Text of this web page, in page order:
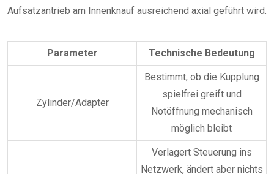
Aufsatzantrieb am Innenknauf ausreichend axial geführt wird.
Parameter Technische Bedeutung
Zylinder/Adapter
Bestimmt, ob die Kupplung
spielfrei greift und
Notöffnung mechanisch
möglich bleibt
Verlagert Steuerung ins
Netzwerk, ändert aber nichts